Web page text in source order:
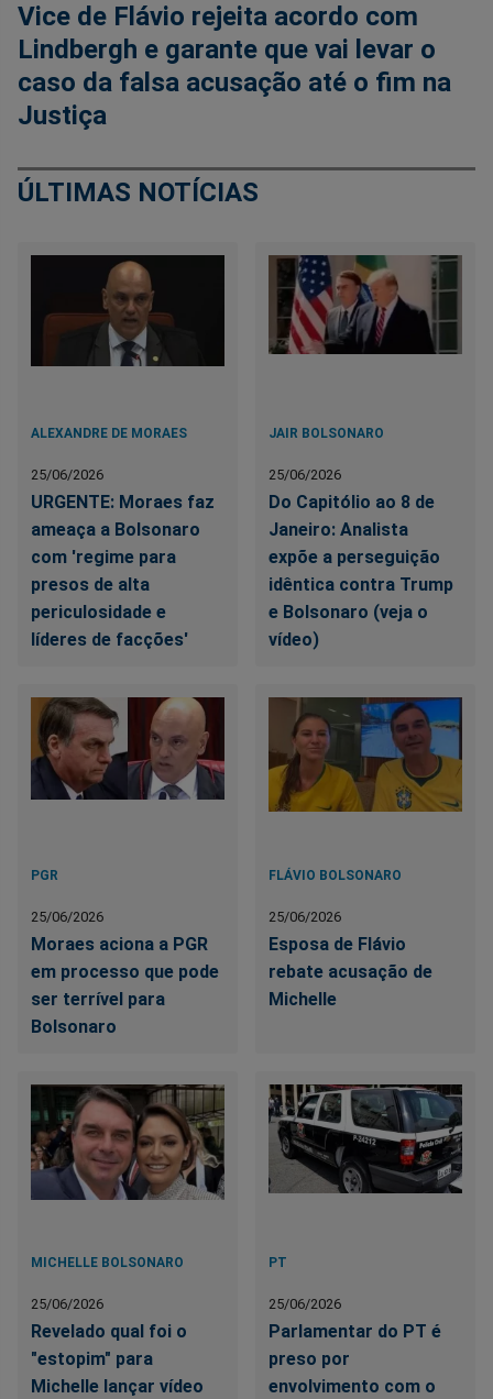
Vice de Flávio rejeita acordo com
Lindbergh e garante que vai levar o
caso da falsa acusação até o fim na
Justiça
ÚLTIMAS NOTÍCIAS
ALEXANDRE DE MORAES
25/06/2026
URGENTE: Moraes faz
ameaça a Bolsonaro
com 'regime para
presos de alta
periculosidade e
líderes de facções'
JAIR BOLSONARO
25/06/2026
Do Capitólio ao 8 de
Janeiro: Analista
expõe a perseguição
idêntica contra Trump
e Bolsonaro (veja o
vídeo)
PGR
25/06/2026
Moraes aciona a PGR
em processo que pode
ser terrível para
Bolsonaro
FLÁVIO BOLSONARO
25/06/2026
Esposa de Flávio
rebate acusação de
Michelle
MICHELLE BOLSONARO
25/06/2026
Revelado qual foi o
"estopim" para
Michelle lançar vídeo
PT
25/06/2026
Parlamentar do PT é
preso por
envolvimento com o